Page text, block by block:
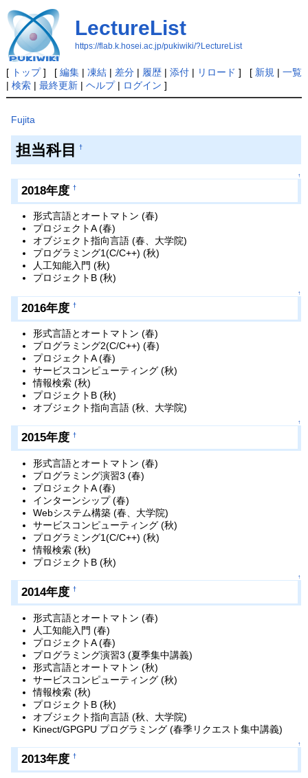
LectureList
https://flab.k.hosei.ac.jp/pukiwiki/?LectureList
[ トップ] [ 編集| 凍結| 差分| 履歴| 添付| リロード ] [ 新規 | 一覧
| 検索| 最終更新| ヘルプ| ログイン ]
Fujita
担当科目 †
↑
2018年度 †
形式言語とオートマトン (春)
プロジェクトA (春)
オブジェクト指向言語 (春、大学院)
プログラミング1(C/C++) (秋)
人工知能入門 (秋)
プロジェクトB (秋)
↑
2016年度 †
形式言語とオートマトン (春)
プログラミング2(C/C++) (春)
プロジェクトA (春)
サービスコンピューティング (秋)
情報検索 (秋)
プロジェクトB (秋)
オブジェクト指向言語 (秋、大学院)
↑
2015年度 †
形式言語とオートマトン (春)
プログラミング演習3 (春)
プロジェクトA (春)
インターンシップ (春)
Webシステム構築 (春、大学院)
サービスコンピューティング (秋)
プログラミング1(C/C++) (秋)
情報検索 (秋)
プロジェクトB (秋)
↑
2014年度 †
形式言語とオートマトン (春)
人工知能入門 (春)
プロジェクトA (春)
プログラミング演習3 (夏季集中講義)
形式言語とオートマトン (秋)
サービスコンピューティング (秋)
情報検索 (秋)
プロジェクトB (秋)
オブジェクト指向言語 (秋、大学院)
Kinect/GPGPU プログラミング (春季リクエスト集中講義)
↑
2013年度 †